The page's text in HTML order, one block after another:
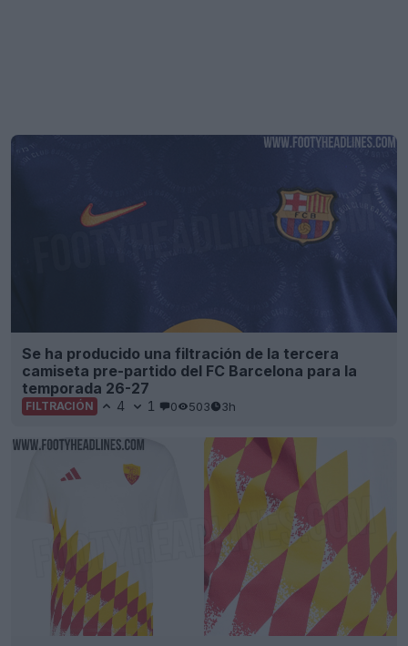
Se ha producido una filtración de la tercera
camiseta pre-partido del FC Barcelona para la
temporada 26-27
FILTRACIÓN 4 1 0 503 3h